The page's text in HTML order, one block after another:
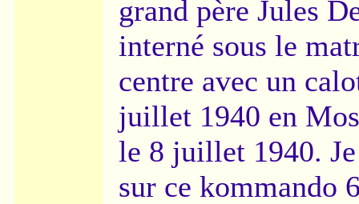
grand père Jules
interné sous le
centre avec un
juillet 1940 en
le 8 juillet 1940.
sur ce kommando